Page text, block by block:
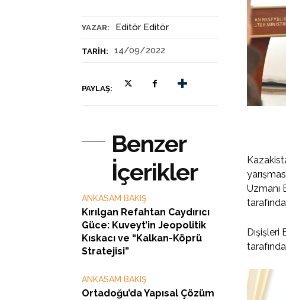
YAZAR: Editör Editör
TARIH: 14/09/2022
PAYLAŞ:
Benzer
İçerikler
ANKASAM BAKIŞ
Kırılgan Refahtan Caydırıcı
Güce: Kuveyt’in Jeopolitik
Kıskacı ve “Kalkan-Köprü
Stratejisi”
ANKASAM BAKIŞ
Ortadoğu’da Yapısal Çözüm
Uzmanı
Dışişleri